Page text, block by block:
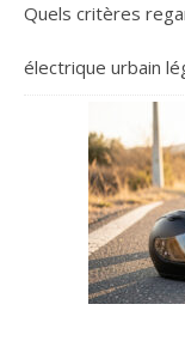
Quels critères
électrique urbain